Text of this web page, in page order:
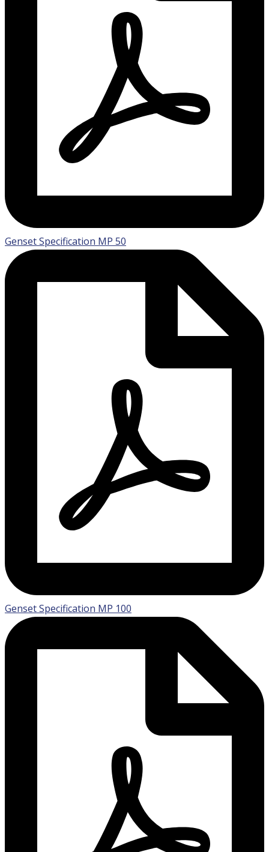
Genset Specification MP 50
Genset Specification MP 100